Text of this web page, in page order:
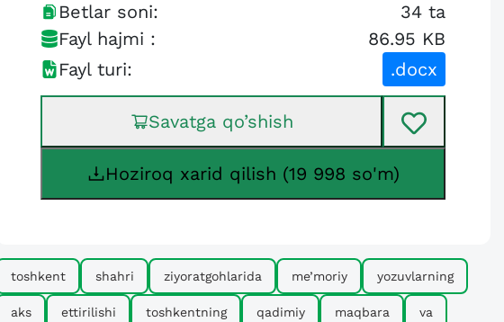
Betlar soni: 34 ta
Fayl hajmi :
86.95 KB
Fayl turi:
.docx
Savatga qo’shish
Hoziroq xarid qilish (19 998 so'm)
toshkent shahri ziyoratgohlarida me’moriy yozuvlarning
aks ettirilishi toshkentning qadimiy maqbara va